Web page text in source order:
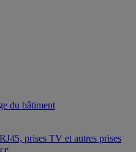
du bâtiment
prises TV et autres prises